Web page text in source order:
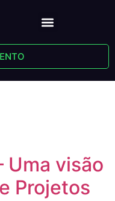
Uma visão
Projetos